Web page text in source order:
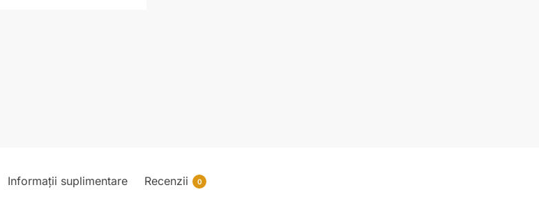
Informații suplimentare Recenzii 0